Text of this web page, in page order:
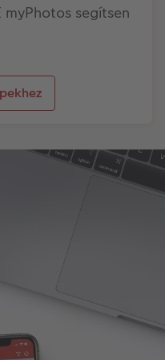
myPhotos segítsen